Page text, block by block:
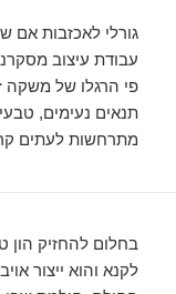
גורלי לאכזבות אם
עבודת עיצוב
פי הרגלו של משקה
תנאים נעימים,
מתרחשות לעתים
בחלום להחזיק הון
לקנא והוא ייצור